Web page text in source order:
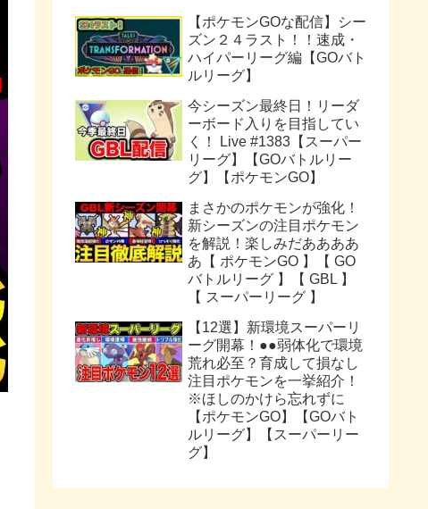
【ポケモンGOな配信】シー
ズン２４ラスト！！速成・
ハイパーリーグ編【GOバト
ルリーグ】
今シーズン最終日！リーダ
ーボード入りを目指してい
く！ Live #1383【スーパー
リーグ】【GOバトルリー
グ】【ポケモンGO】
まさかのポケモンが強化！
新シーズンの注目ポケモン
を解説！楽しみだああああ
あ【 ポケモンGO 】【 GO
バトルリーグ 】【 GBL 】
【 スーパーリーグ 】
【12選】新環境スーパーリ
ーグ開幕！●●弱体化で環境
荒れ必至？育成して損なし
注目ポケモンを一挙紹介！
※ほしのかけら忘れずに
【ポケモンGO】【GOバト
ルリーグ】【スーパーリー
グ】